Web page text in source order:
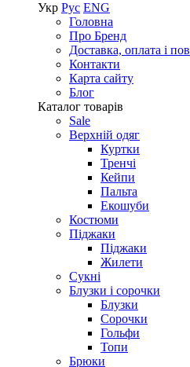
Укр Рус ENG
Головна
Про Бренд
Доставка, оплата і
Контакти
Карта сайту
Блог
Каталог товарів
Sale
Верхній одяг
Куртки
Тренчі
Кейпи
Пальта
Екошуби
Костюми
Піджаки
Піджаки
Жилети
Сукні
Блузки і сорочки
Блузки
Сорочки
Гольфи
Топи
Брюки